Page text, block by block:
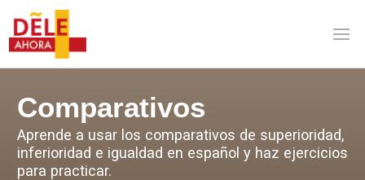
Comparativos
Aprende a usar los comparativos de superioridad,
inferioridad e igualdad en español y haz ejercicios
para practicar.